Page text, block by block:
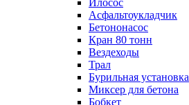
Илосос
Асфальтоукладчик
Бетононасос
Кран 80 тонн
Вездеходы
Трал
Бурильная установка
Миксер для бетона
Бобкет